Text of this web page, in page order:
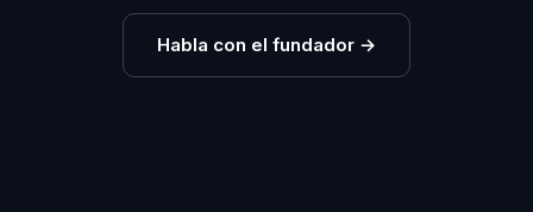
Habla con el fundador →